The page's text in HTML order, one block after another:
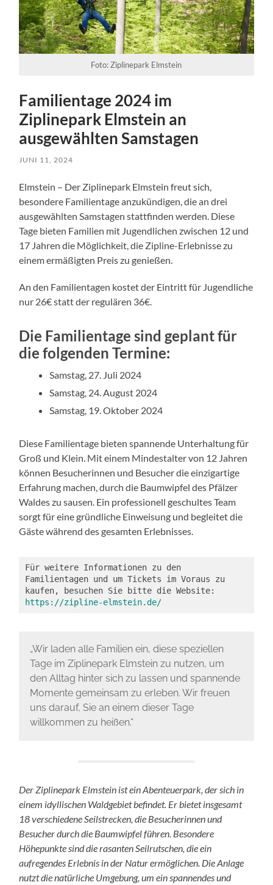
Foto: Ziplinepark Elmstein
Familientage 2024 im
Ziplinepark Elmstein an
ausgewählten Samstagen
JUNI 11, 2024
Elmstein – Der Ziplinepark Elmstein freut sich,
besondere Familientage anzukündigen, die an drei
ausgewählten Samstagen stattfinden werden. Diese
Tage bieten Familien mit Jugendlichen zwischen 12 und
17 Jahren die Möglichkeit, die Zipline-Erlebnisse zu
einem ermäßigten Preis zu genießen.
An den Familientagen kostet der Eintritt für Jugendliche
nur 26€ statt der regulären 36€.
Die Familientage sind geplant für
die folgenden Termine:
Samstag, 27. Juli 2024
Samstag, 24. August 2024
Samstag, 19. Oktober 2024
Diese Familientage bieten spannende Unterhaltung für
Groß und Klein. Mit einem Mindestalter von 12 Jahren
können Besucherinnen und Besucher die einzigartige
Erfahrung machen, durch die Baumwipfel des Pfälzer
Waldes zu sausen. Ein professionell geschultes Team
sorgt für eine gründliche Einweisung und begleitet die
Gäste während des gesamten Erlebnisses.
Für weitere Informationen zu den
Familientagen und um Tickets im Voraus zu
https://zipline-elmstein.de/
„Wir laden alle Familien ein, diese speziellen
Tage im Ziplinepark Elmstein zu nutzen, um
den Alltag hinter sich zu lassen und spannende
Momente gemeinsam zu erleben. Wir freuen
uns darauf, Sie an einem dieser Tage
willkommen zu heißen.“
Der Ziplinepark Elmstein ist ein Abenteuerpark, der sich in
einem idyllischen Waldgebiet befindet. Er bietet insgesamt
18 verschiedene Seilstrecken, die Besucherinnen und
Besucher durch die Baumwipfel führen. Besondere
Höhepunkte sind die rasanten Seilrutschen, die ein
aufregendes Erlebnis in der Natur ermöglichen. Die Anlage
nutzt die natürliche Umgebung, um ein spannendes und